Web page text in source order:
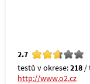
2.7
testů v okrese:218 /
http://www.o2.cz